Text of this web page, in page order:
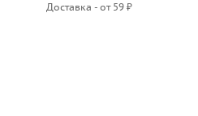
Доставка - от 59 ₽